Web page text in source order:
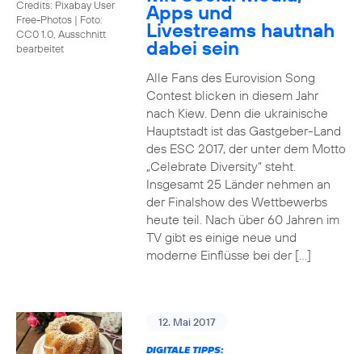
Credits: Pixabay User
Free-Photos | Foto:
CC0 1.0, Ausschnitt
bearbeitet
Apps und
Livestreams hautnah
dabei sein
Alle Fans des Eurovision Song
Contest blicken in diesem Jahr
nach Kiew. Denn die ukrainische
Hauptstadt ist das Gastgeber-Land
des ESC 2017, der unter dem Motto
„Celebrate Diversity“ steht.
Insgesamt 25 Länder nehmen an
der Finalshow des Wettbewerbs
heute teil. Nach über 60 Jahren im
TV gibt es einige neue und
moderne Einflüsse bei der […]
12. Mai 2017
DIGITALE TIPPS: